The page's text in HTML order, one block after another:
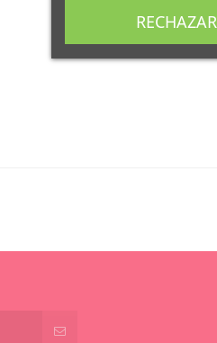
RECHAZAR